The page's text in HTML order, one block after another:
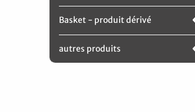
Basket - produit dérivé
autres produits